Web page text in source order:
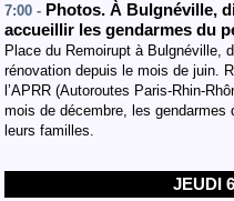
7:00 - Photos. À Bulgnéville,
accueillir les gendarmes du
Place du Remoirupt à Bulgnéville,
rénovation depuis le mois de juin.
l’APRR (Autoroutes Paris-Rhin-
mois de décembre, les
leurs familles.
JEUDI